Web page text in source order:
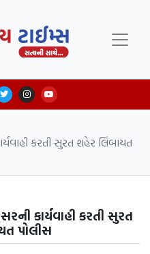
કરતી સુરત શહેર લિંબાયત
કાર્યવાહી કરતી સુરત
પોલીસ